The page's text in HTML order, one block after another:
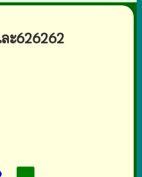
ะ626262